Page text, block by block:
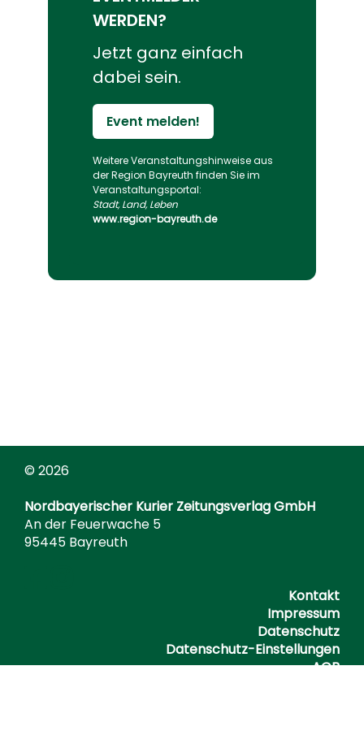
WERDEN?
Jetzt ganz einfach
dabei sein.
Event melden!
Weitere Veranstaltungs­hinweise aus
der Region Bayreuth finden Sie im
Veranstaltungs­portal:
Stadt, Land, Leben
www.region-bayreuth.de
© 2026
Nordbayerischer Kurier Zeitungsverlag GmbH
An der Feuerwache 5
95445 Bayreuth
Kontakt
Impressum
Datenschutz
Datenschutz-Einstellungen
AGB